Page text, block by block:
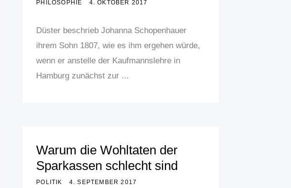
PHILOSOPHIE 4. OKTOBER 2017
Düster beschrieb Johanna Schopenhauer
ihrem Sohn 1807, wie es ihm ergehen würde,
wenn er anstelle der Kaufmannslehre in
Hamburg zunächst zur ...
Warum die Wohltaten der
Sparkassen schlecht sind
POLITIK 4. SEPTEMBER 2017